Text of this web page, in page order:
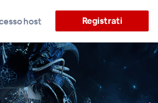
host Registrati